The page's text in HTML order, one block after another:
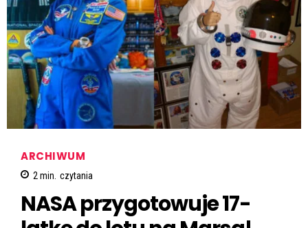
ARCHIWUM
2min. czytania
NASA przygotowuje 17-